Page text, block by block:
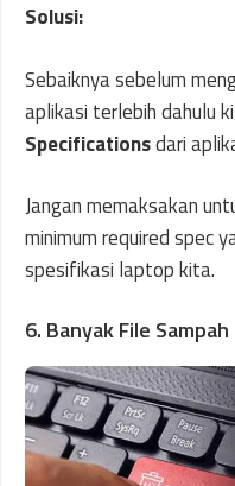
Solusi:
Sebaiknya sebelum
aplikasi terlebih dahulu
Specificationsdari
Jangan memaksakan
minimum required spec
spesifikasi laptop kita.
6. Banyak File Sampah